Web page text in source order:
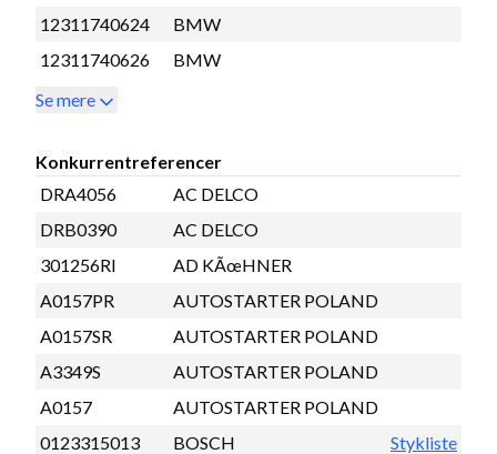
12311740624
BMW
12311740626
BMW
Se mere
Konkurrentreferencer
DRA4056
AC DELCO
DRB0390
AC DELCO
301256RI
AD KÃœHNER
A0157PR
AUTOSTARTER POLAND
A0157SR
AUTOSTARTER POLAND
A3349S
AUTOSTARTER POLAND
A0157
AUTOSTARTER POLAND
0123315013
BOSCH
Stykliste